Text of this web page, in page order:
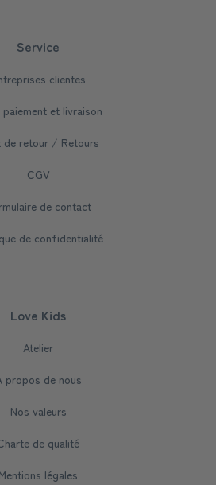
Service
clientes
paiement et livraison
de retour / Retours
CGV
de contact
de confidentialité
Love Kids
Atelier
propos de nous
Nos valeurs
de qualité
Mentions légales